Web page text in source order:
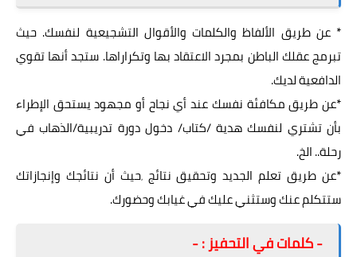
* عن طريق الألفاظ والكلمات والأقوال التشجيعية لنفسك. حيث
تبرمج عقلك الباطن بمجرد الاعتقاد بها وتكراراها. ستجد أنها تقوي
الدافعية لديك.
*عن طريق مكافئة نفسك عند أي نجاح أو مجهود يستحق الإطراء
بأن تشتري لنفسك هدية /كتاب/ دخول دورة تدريبية/الذهاب في
رحلة.. الخ.
*عن طريق تعلم الجديد وتحقيق نتائج ٬حيث أن نتائجك وإنجازاتك
ستتكلم عنك وستثني عليك في غيابك وحضورك.
- كلمات في التحفيز : -